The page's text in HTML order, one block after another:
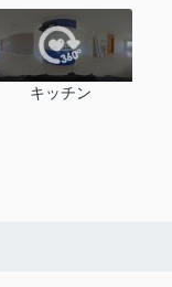
キッチン